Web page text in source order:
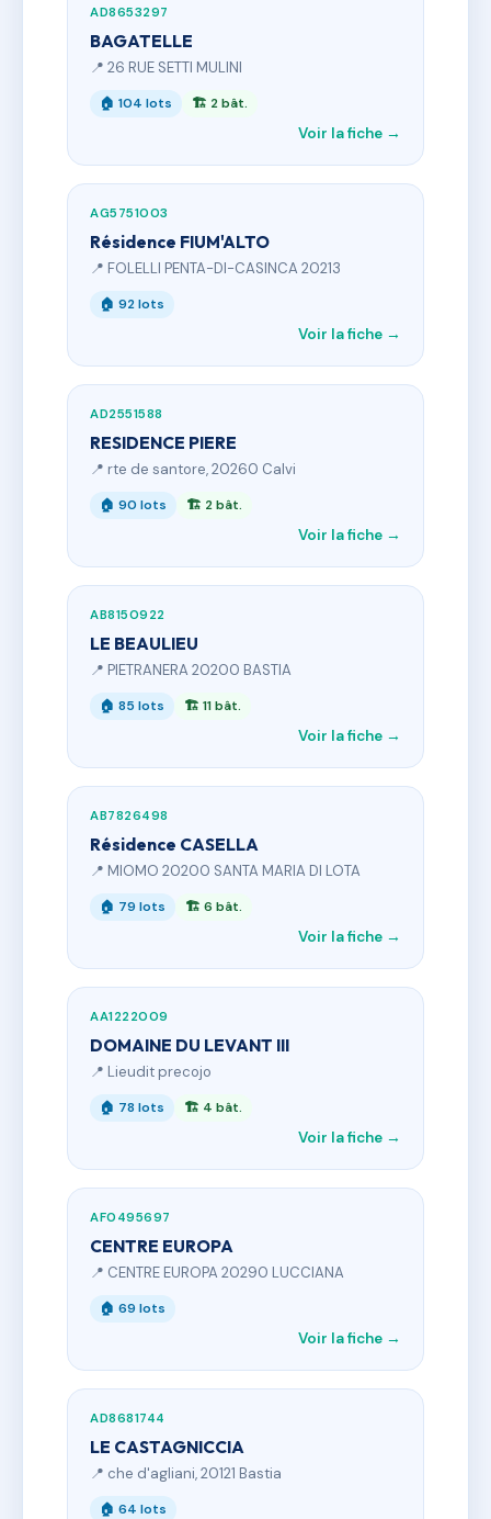
AD8653297
BAGATELLE
📍 26 RUE SETTI MULINI
🏠 104 lots 🏗 2 bât.
Voir la fiche →
AG5751003
Résidence FIUM'ALTO
📍 FOLELLI PENTA-DI-CASINCA 20213
🏠 92 lots
Voir la fiche →
AD2551588
RESIDENCE PIERE
📍 rte de santore, 20260 Calvi
🏠 90 lots 🏗 2 bât.
Voir la fiche →
AB8150922
LE BEAULIEU
📍 PIETRANERA 20200 BASTIA
🏠 85 lots 🏗 11 bât.
Voir la fiche →
AB7826498
Résidence CASELLA
📍 MIOMO 20200 SANTA MARIA DI LOTA
🏠 79 lots 🏗 6 bât.
Voir la fiche →
AA1222009
DOMAINE DU LEVANT III
📍 Lieudit precojo
🏠 78 lots 🏗 4 bât.
Voir la fiche →
AF0495697
CENTRE EUROPA
📍 CENTRE EUROPA 20290 LUCCIANA
🏠 69 lots
Voir la fiche →
AD8681744
LE CASTAGNICCIA
📍 che d'agliani, 20121 Bastia
🏠 64 lots